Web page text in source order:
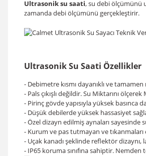
Ultrasonik su saati, su debi ölçümünü
zamanda debi ölçümünü gerçekleştirir.
Ultrasonik Su Saati Özellikler
- Debimetre kısmı dayanıklı ve
- Pals çıkışlı değildir. Su Miktarını
- Pirinç gövde yapısıyla yüksek basınca
- Düşük debilerde yüksek hassasiyet
- Özel dizayn edilmiş aynaları sayesinde
- Kurum ve pas tutmayan ve
- Uçak kanadı şeklinde reflektör dizaynı,
- IP65 koruma sınıfına sahiptir.